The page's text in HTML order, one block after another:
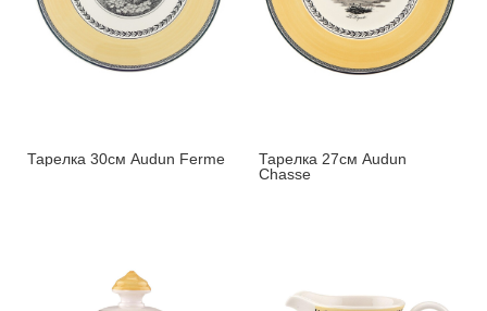
Тарелка 30см Audun Ferme
Тарелка 27см Audun
Chasse